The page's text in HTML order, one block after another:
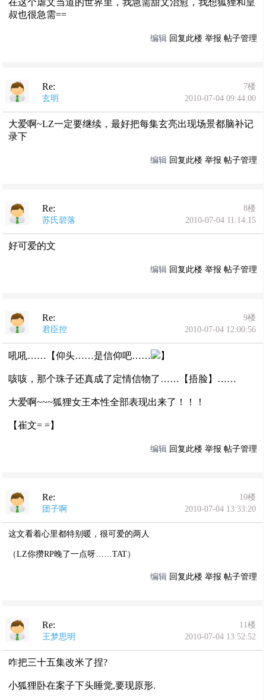
叔也很急需==
编辑 回复此楼 举报 帖子管理
Re:
7楼
玄明
2010-07-04 09:44:00
大爱啊~LZ一定要继续，最好把每集玄亮出现场景都脑补记
录下
编辑 回复此楼 举报 帖子管理
Re:
8楼
苏氏碧落
2010-07-04 11:14:15
好可爱的文
编辑 回复此楼 举报 帖子管理
Re:
9楼
君臣控
2010-07-04 12:00:56
吼吼……【仰头……是信仰吧…… 】
咳咳，那个珠子还真成了定情信物了……【捂脸】……
大爱啊~~~狐狸女王本性全部表现出来了！！！
【崔文= =】
编辑 回复此楼 举报 帖子管理
Re:
10楼
团子啊
2010-07-04 13:33:20
这文看着心里都特别暖，很可爱的两人
（LZ你攒RP晚了一点呀……TAT）
编辑 回复此楼 举报 帖子管理
Re:
11楼
王梦思明
2010-07-04 13:52:52
咋把三十五集改米了捏?
小狐狸卧在案子下头睡觉,要现原形.